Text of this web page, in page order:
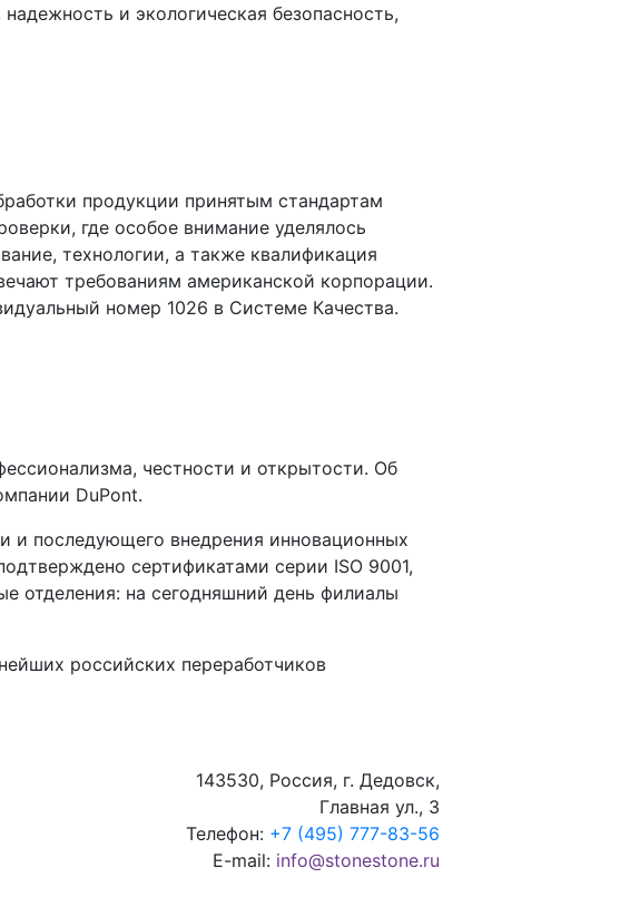
и экологическая безопасность,
продукции принятым стандартам
где особое внимание уделялось
технологии, а также квалификация
требованиям американской корпорации.
номер 1026 в Системе Качества.
честности и открытости. Об
DuPont.
и последующего внедрения инновационных
сертификатами серии ISO 9001,
отделения: на сегодняшний день филиалы
российских переработчиков
143530, Россия, г. Дедовск,
Главная ул., 3
Телефон: +7 (495) 777-83-56
E-mail: info@stonestone.ru